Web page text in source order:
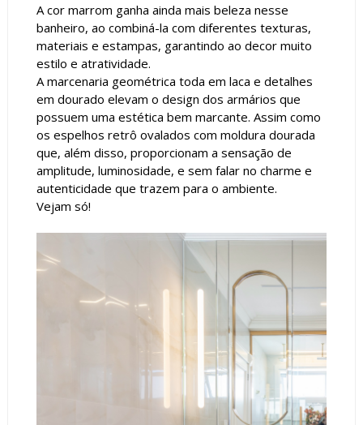
A cor marrom ganha ainda mais beleza nesse
banheiro, ao combiná-la com diferentes texturas,
materiais e estampas, garantindo ao decor muito
estilo e atratividade.
A marcenaria geométrica toda em laca e detalhes
em dourado elevam o design dos armários que
possuem uma estética bem marcante. Assim como
os espelhos retrô ovalados com moldura dourada
que, além disso, proporcionam a sensação de
amplitude, luminosidade, e sem falar no charme e
autenticidade que trazem para o ambiente.
Vejam só!